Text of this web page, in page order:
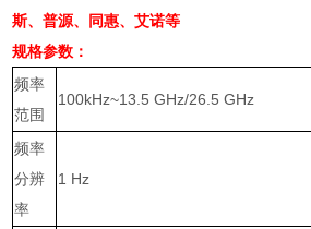
斯、普源、同惠、艾诺等
规格参数：
频率
范围
100kHz~13.5 GHz/26.5 GHz
频率
分辨
率
1 Hz